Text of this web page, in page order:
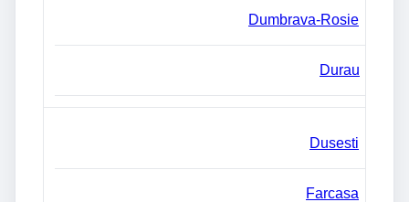
Dumbrava-Rosie
Durau
Dusesti
Farcasa